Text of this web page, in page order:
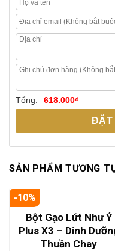
Tổng: 618.000₫
ĐẶT
SẢN PHẨM TƯƠNG
-10%
Bột Gạo Lứt Như Ý
Plus X3 – Dinh
Thuần Chay